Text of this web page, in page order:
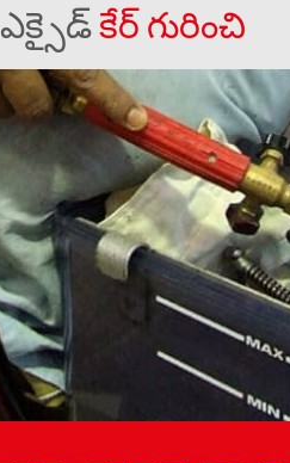
ఎక్సైడ్కేర్ గురించి